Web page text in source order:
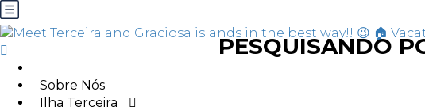
Sobre Nós
Ilha Terceira
PESQUISANDO